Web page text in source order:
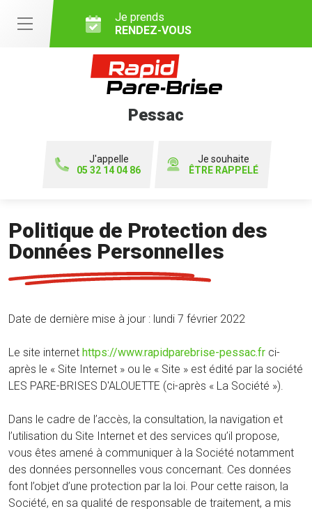
Je prends
RENDEZ-VOUS
Pessac
J'appelle
05 32 14 04 86
Je souhaite
ÊTRE RAPPELÉ
Politique de Protection des
Données Personnelles
Date de dernière mise à jour : lundi 7 février 2022
Le site internet https://www.rapidparebrise-pessac.fr ci-
après le « Site Internet » ou le « Site » est édité par la société
LES PARE-BRISES D'ALOUETTE (ci-après « La Société »).
Dans le cadre de l’accès, la consultation, la navigation et
l’utilisation du Site Internet et des services qu’il propose,
vous êtes amené à communiquer à la Société notamment
des données personnelles vous concernant. Ces données
font l’objet d’une protection par la loi. Pour cette raison, la
Société, en sa qualité de responsable de traitement, a mis